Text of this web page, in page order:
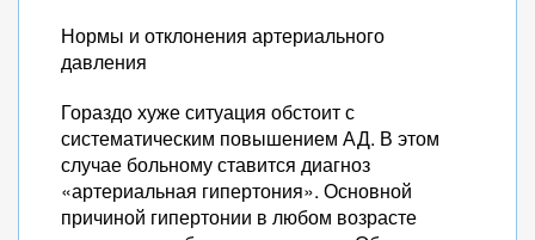
Нормы и отклонения артериального
давления
Гораздо хуже ситуация обстоит с
систематическим повышением АД. В этом
случае больному ставится диагноз
«артериальная гипертония». Основной
причиной гипертонии в любом возрасте